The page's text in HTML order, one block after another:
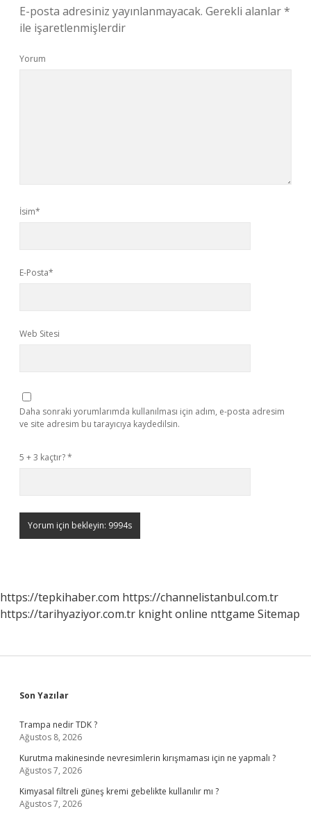
E-posta adresiniz yayınlanmayacak. Gerekli alanlar*
ile işaretlenmişlerdir
Yorum
İsim*
E-Posta*
Web Sitesi
Daha sonraki yorumlarımda kullanılması için adım, e-posta adresim
ve site adresim bu tarayıcıya kaydedilsin.
5 + 3 kaçtır?*
https://tepkihaber.com https://channelistanbul.com.tr
https://tarihyaziyor.com.tr knight online nttgame Sitemap
Sidebar
Son Yazılar
Trampa nedir TDK ?
Ağustos 8, 2026
Kurutma makinesinde nevresimlerin kırışmaması için ne yapmalı ?
Ağustos 7, 2026
Kimyasal filtreli güneş kremi gebelikte kullanılır mı ?
Ağustos 7, 2026